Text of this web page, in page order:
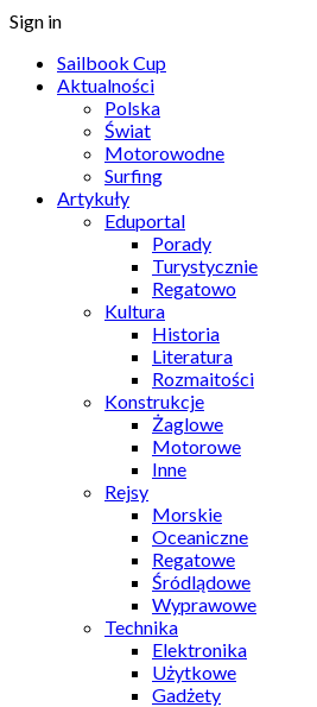
Sign in
Sailbook Cup
Aktualności
Polska
Świat
Motorowodne
Surfing
Artykuły
Eduportal
Porady
Turystycznie
Regatowo
Kultura
Historia
Literatura
Rozmaitości
Konstrukcje
Żaglowe
Motorowe
Inne
Rejsy
Morskie
Oceaniczne
Regatowe
Śródlądowe
Wyprawowe
Technika
Elektronika
Użytkowe
Gadżety